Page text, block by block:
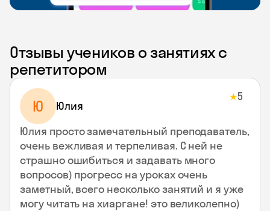
Отзывы учеников о занятиях с
репетитором
Ю Юлия
★5
Юлия просто замечательный преподаватель,
очень вежливая и терпеливая. С ней не
страшно ошибиться и задавать много
вопросов) прогресс на уроках очень
заметный, всего несколько занятий и я уже
могу читать на хиаргане! это великолепно)